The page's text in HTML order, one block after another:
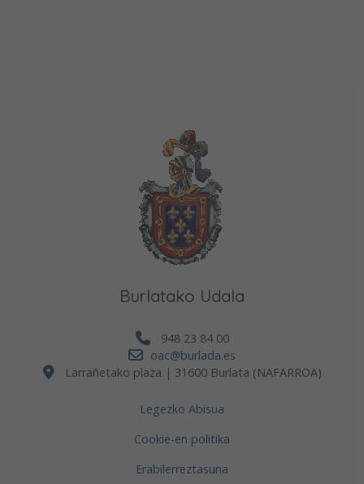
Burlatako Udala
948 23 84 00
oac@burlada.es
Larrañetako plaza | 31600 Burlata (NAFARROA)
Legezko Abisua
Cookie-en politika
Erabilerreztasuna